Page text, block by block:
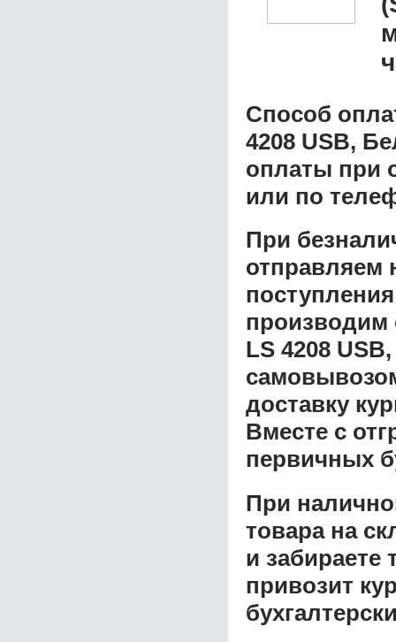
Способ
4208 USB,
оплаты при
или по
При
отправляем
производим
LS 4208
доставку
Вместе с
первичных
При
товара на
и забираете
привозит